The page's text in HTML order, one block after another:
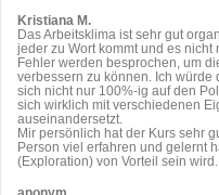
Kristiana M.
Das Arbeitsklima ist sehr gut
jeder zu Wort kommt und es nicht
Fehler werden besprochen, um
verbessern zu können. Ich würde
sich nicht nur 100%-ig auf den
sich wirklich mit verschiedenen
auseinandersetzt.
Mir persönlich hat der Kurs sehr
Person viel erfahren und gelernt
(Exploration) von Vorteil sein wird.
anonym